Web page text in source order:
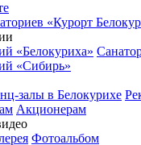
«Курорт
«Белокуриха»
«Сибирь»
залы в Белокурихе
Акционерам
Фотоальбом